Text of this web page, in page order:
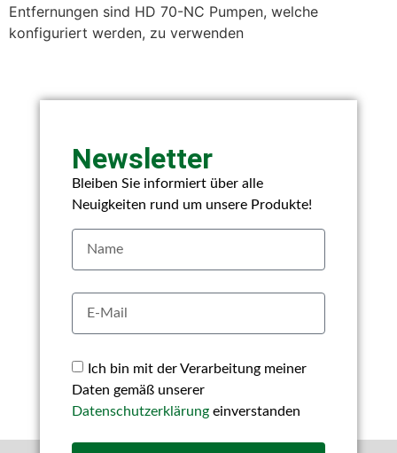
Entfernungen sind HD 70-NC Pumpen, welche
konfiguriert werden, zu verwenden
Newsletter
Bleiben Sie informiert über alle
Neuigkeiten rund um unsere Produkte!
Ich bin mit der Verarbeitung meiner
Daten gemäß unserer
Datenschutzerklärungeinverstanden